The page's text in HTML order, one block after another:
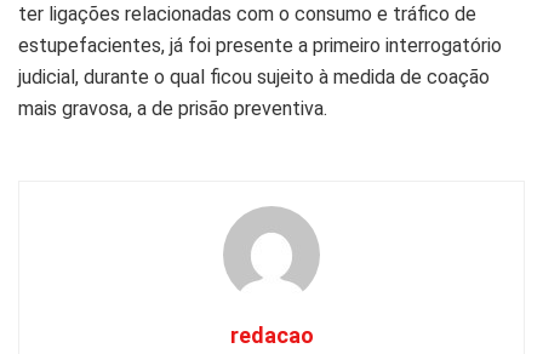
ter ligações relacionadas com o consumo e tráfico de
estupefacientes, já foi presente a primeiro interrogatório
judicial, durante o qual ficou sujeito à medida de coação
mais gravosa, a de prisão preventiva.
redacao